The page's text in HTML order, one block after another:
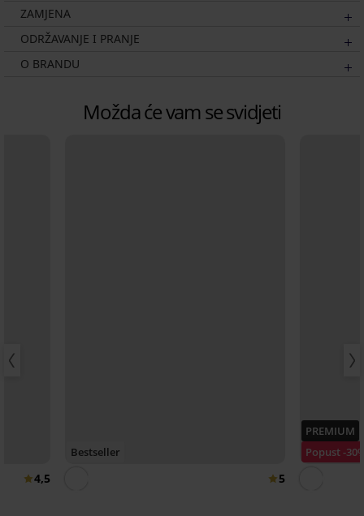
ZAMJENA
ODRŽAVANJE I PRANJE
O BRANDU
Možda će vam se svidjeti
4,5
Bestseller
5
PREMIUM
Popust -